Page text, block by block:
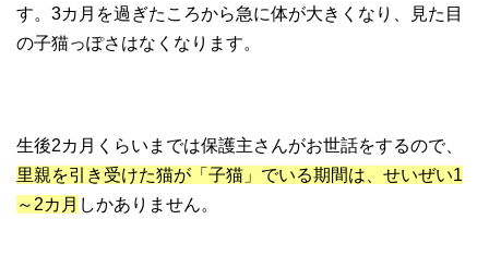
す。3カ月を過ぎたころから急に体が大きくなり、見た目
の子猫っぽさはなくなります。
生後2カ月くらいまでは保護主さんがお世話をするので、
里親を引き受けた猫が「子猫」でいる期間は、せいぜい1
～2カ月 しかありません。